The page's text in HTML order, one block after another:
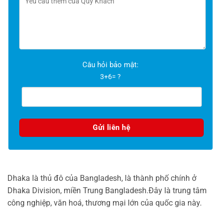
Câu hỏi bảo mật:
3+6= ?
Dhaka là thủ đô của Bangladesh, là thành phố chính ở
Dhaka Division, miền Trung Bangladesh.Đây là trung tâm
công nghiệp, văn hoá, thương mại lớn của quốc gia này.